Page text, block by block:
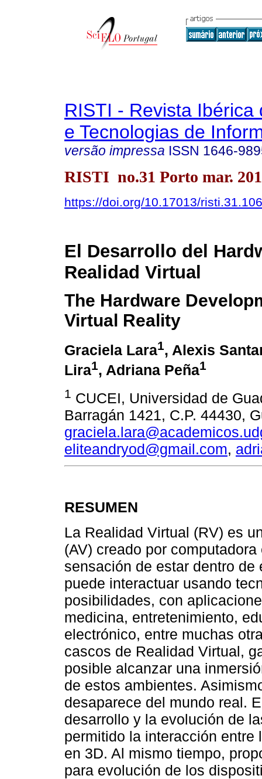
RISTI - Revista Ibérica
e Tecnologias de
versão impressa ISSN 1646-
RISTI no.31 Porto mar.
https://doi.org/10.17013/
El Desarrollo del
Realidad Virtual
The Hardware
Virtual Reality
Graciela Lara1, Alexis
Lira1, Adriana Peña1
1 CUCEI, Universidad de
Barragán 1421, C.P. 44430,
eliteandryod@gmail.com,
RESUMEN
La Realidad Virtual (RV) es
(AV) creado por
sensación de estar dentro
puede interactuar usando
posibilidades, con
medicina, entretenimiento,
electrónico, entre muchas
cascos de Realidad Virtual,
posible alcanzar una
de estos ambientes.
desaparece del mundo real.
desarrollo y la evolución de
permitido la interacción
en 3D. Al mismo tiempo,
para evolución de los